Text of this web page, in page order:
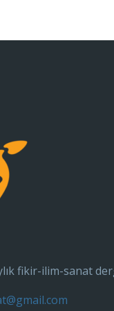
fikir-ilim-sanat